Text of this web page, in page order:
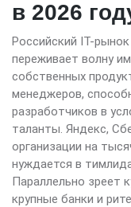
в 2026
Российский IT-
переживает волну
собственных
менеджеров,
разработчиков в
таланты. Яндекс,
организации на
нуждается в
Параллельно зреет
крупные банки и